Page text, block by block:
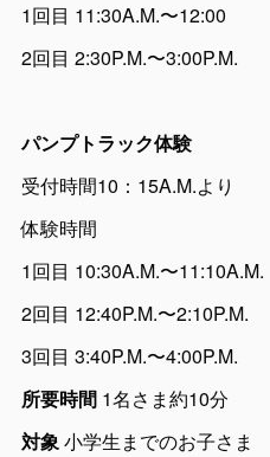
1回目 11:30A.M.〜12:00
2回目 2:30P.M.〜3:00P.M.
パンプトラック体験
受付時間10：15A.M.より
体験時間
1回目 10:30A.M.〜11:10A.M.
2回目 12:40P.M.〜2:10P.M.
3回目 3:40P.M.〜4:00P.M.
所要時間1名さま約10分
対象小学生までのお子さま